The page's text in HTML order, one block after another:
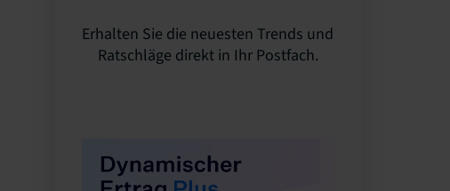
Erhalten Sie die neuesten Trends und
Ratschläge direkt in Ihr Postfach.